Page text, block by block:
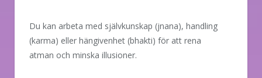
Du kan arbeta med självkunskap (jnana), handling
(karma) eller hängivenhet (bhakti) för att rena
atman och minska illusioner.